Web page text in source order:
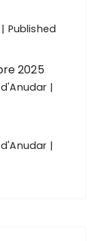
Published
2025